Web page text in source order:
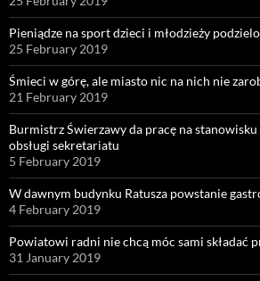
Pieniądze na sport dzieci i młodzieży
25 February 2019
Śmieci w górę, ale miasto nic na nich nie
21 February 2019
Burmistrz Świerzawy da pracę na
obsługi sekretariatu
5 February 2019
W dawnym budynku Ratusza powstanie
4 February 2019
Powiatowi radni nie chcą móc sami składać
31 January 2019